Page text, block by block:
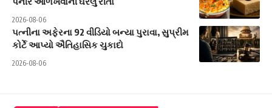
2026-08-06
પત્નીના અફેરના 92 વીડિયો બન્યા પુરાવા, સુપ્રીમ
કોર્ટે આપ્યો ઐતિહાસિક ચુકાદો
2026-08-06